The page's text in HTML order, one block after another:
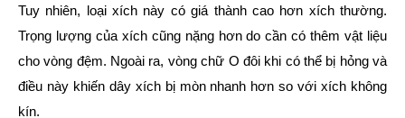
Tuy nhiên, loại xích này có giá thành cao hơn xích thường.
Trọng lượng của xích cũng nặng hơn do cần có thêm vật liệu
cho vòng đệm. Ngoài ra, vòng chữ O đôi khi có thể bị hỏng và
điều này khiến dây xích bị mòn nhanh hơn so với xích không
kín.